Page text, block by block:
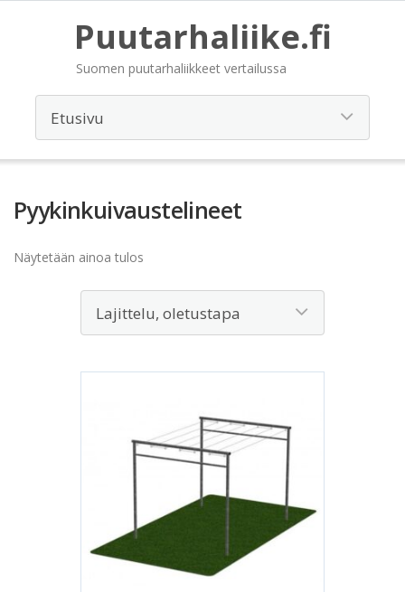
Puutarhaliike.fi
Suomen puutarhaliikkeet vertailussa
Pyykinkuivaustelineet
Näytetään ainoa tulos